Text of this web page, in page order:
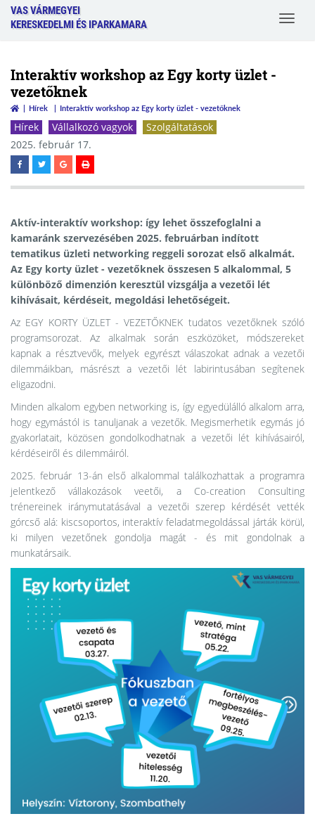
VAS VÁRMEGYEI
KERESKEDELMI ÉS IPARKAMARA
Toggle
Interaktív workshop az Egy korty üzlet -
vezetőknek
Hírek Interaktív workshop az Egy korty üzlet - vezetőknek
Hírek Vállalkozó vagyok
Szolgáltatások
2025. február 17.
Aktív-interaktív workshop: így lehet összefoglalni a
kamaránk szervezésében 2025. februárban indított
tematikus üzleti networking reggeli sorozat első alkalmát.
Az Egy korty üzlet - vezetőknek összesen 5 alkalommal, 5
különböző dimenzión keresztül vizsgálja a vezetői lét
kihívásait, kérdéseit, megoldási lehetőségeit.
Az EGY KORTY ÜZLET - VEZETŐKNEK tudatos vezetőknek szóló
programsorozat. Az alkalmak során eszközöket, módszereket
kapnak a résztvevők, melyek egyrészt válaszokat adnak a vezetői
dilemmáikban, másrészt a vezetői lét labirintusában segítenek
eligazodni.
Minden alkalom egyben networking is, így egyedülálló alkalom arra,
hogy egymástól is tanuljanak a vezetők. Megismerhetik egymás jó
gyakorlatait, közösen gondolkodhatnak a vezetői lét kihívásairól,
kérdéseiről és dilemmáiról.
2025. február 13-án első alkalommal találkozhattak a programra
jelentkező vállakozások veetői, a Co-creation Consulting
trénereinek iránymutatásával a vezetői szerep kérdését vették
górcső alá: kiscsoportos, interaktív feladatmegoldással járták körül,
ki milyen vezetőnek gondolja magát - és mit gondolnak a
munkatársaik.